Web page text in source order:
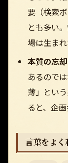
要（検索
とも多い
場は生まれ
本質の忘却
あるので
薄」とい
ると、企
言葉をよ